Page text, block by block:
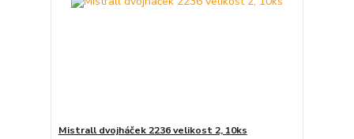
Mistrall dvojháček 2236 velikost 2, 10ks